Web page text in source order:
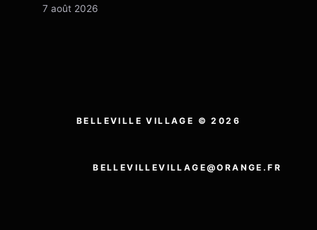
7 août 2026
BELLEVILLE VILLAGE © 2026
BELLEVILLEVILLAGE@ORANGE.FR